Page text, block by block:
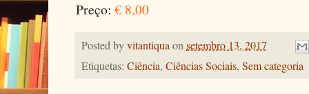
Preço: € 8,00
Posted byvitantiquaonsetembro 13, 2017
Etiquetas: Ciência, Ciências Sociais, Sem categoria